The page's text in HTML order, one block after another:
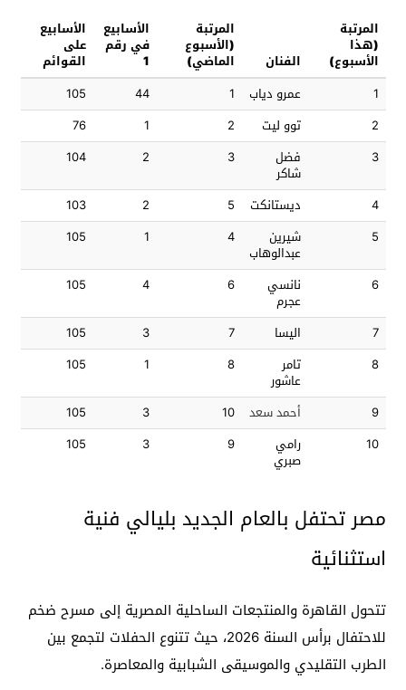
المرتبة
(هذا
الأسبوع) الفنان
المرتبة
(الأسبوع
الماضي)
الأسابيع
في رقم
1
الأسابيع
على
القوائم
1
عمرو دياب 1
44
105
2
توو ليت 2
1
76
3
فضل
شاكر
3
2
104
4 ديستانكت 5
2
103
5
شيرين
عبدالوهاب
4
1
105
6 نانسي
عجرم
6
4
105
7 اليسا 7
3
105
8
تامر
عاشور
8
1
105
9 أحمد سعد 10
3
105
10
رامي
صبري
9
3
105
مصر تحتفل بالعام الجديد بليالي فنية
استثنائية
تتحول القاهرة والمنتجعات الساحلية المصرية إلى مسرح ضخم
للاحتفال برأس السنة 2026، حيث تتنوع الحفلات لتجمع بين
الطرب التقليدي والموسيقى الشبابية والمعاصرة.